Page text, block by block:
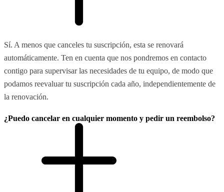
Sí. A menos que canceles tu suscripción, esta se renovará
automáticamente. Ten en cuenta que nos pondremos en contacto
contigo para supervisar las necesidades de tu equipo, de modo que
podamos reevaluar tu suscripción cada año, independientemente de
la renovación.
¿Puedo cancelar en cualquier momento y pedir un reembolso?